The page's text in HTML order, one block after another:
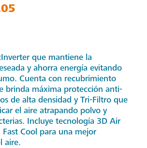
que mantiene la
y ahorra energía evitando
Cuenta con recubrimiento
brinda máxima protección anti-
de alta densidad y Tri-Filtro que
el aire atrapando polvo y
Incluye tecnología 3D Air
Cool para una mejor
aire.